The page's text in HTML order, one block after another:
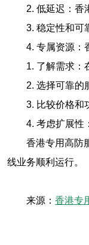
2. 低延迟：香
3. 稳定性和可
4. 专属资源：
1. 了解需求：
2. 选择可靠的
3. 比较价格和
4. 考虑扩展性
香港专用高防
线业务顺利运行。
来源： 香港专